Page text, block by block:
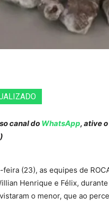
canal do WhatsApp, ative
)
feira (23), as equipes de
Henrique e Félix,
o menor, que ao